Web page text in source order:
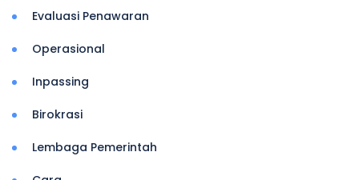
Evaluasi Penawaran
Operasional
Inpassing
Birokrasi
Lembaga Pemerintah